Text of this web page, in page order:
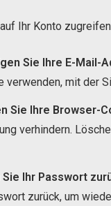
Ihr Konto
Sie Ihre E-Mail-
verwenden, mit der
Sie Ihre Browser-
verhindern.
Ihr Passwort
zurück, um